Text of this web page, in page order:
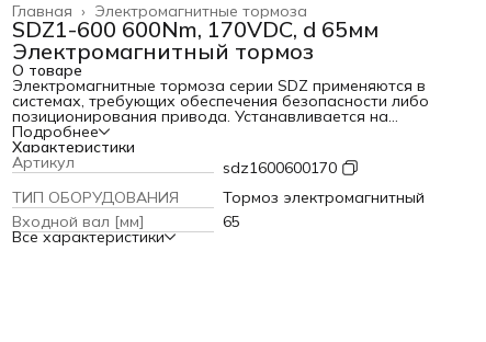
Электромагнитные тормоза
Главная ›
SDZ1-600 600Nm, 170VDC, d 65мм
Электромагнитный тормоз
О товаре
Электромагнитные тормоза серии SDZ применяются в
системах, требующих обеспечения безопасности либо
позиционирования привода. Устанавливается на
электродвигатели серий АИР, АИС и других марок.
Используются на механизмах передвижения, сортировки,
крановых механизмах и других системах, где необходима
работа в повторно-кратковременном в режиме S4. Тормоз
предназначен для работы от постоянного тока. Возможно
подключение через выпрямительный блок AC/DC (в комплект
не входит). Торможение происходит по принципу тормозной
колодки (при отключении питания срабатывает электромагнит
Подробнее
Характеристики
Артикул
sdz1600600170
ТИП ОБОРУДОВАНИЯ
Тормоз электромагнитный
Входной вал [мм]
65
Все характеристики